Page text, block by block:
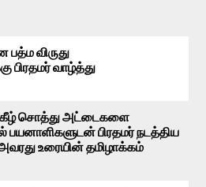
விருது
பிரதமர் வாழ்த்து
கீழ் சொத்து அட்டைகளை
பயனாளிகளுடன் பிரதமர் நடத்திய
உரையின் தமிழாக்கம்